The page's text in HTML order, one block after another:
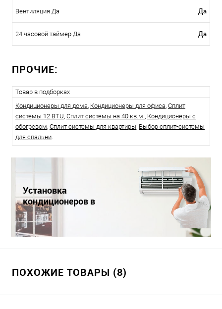
Вентиляция Да Да
24 часовой таймер Да Да
ПРОЧИЕ:
Товар в подборках
Кондиционеры для дома, Кондиционеры для офиса, Сплит
системы 12 BTU, Сплит системы на 40 кв.м., Кондиционеры с
обогревом, Сплит системы для квартиры, Выбор сплит-системы
для спальни.
Установка
кондиционеров в
Краснодаре
ПОХОЖИЕ ТОВАРЫ (8)